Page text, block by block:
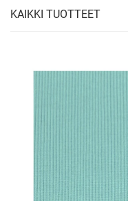
KAIKKI TUOTTEET